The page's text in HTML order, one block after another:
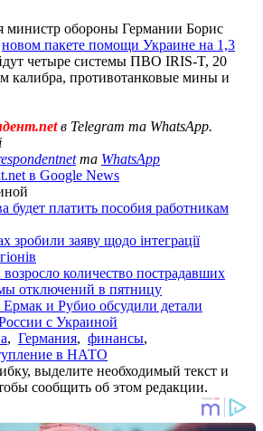
министр обороны Германии Борис
новом пакете помощи Украине на 1,3
четыре системы ПВО IRIS-T, 20
калибра, противотанковые мины и
в Telegram та WhatsApp.
та WhatsApp
в Google News
будет платить пособия работникам
зробили заяву щодо інтеграції
количество пострадавших
отключений в пятницу
Ермак и Рубио обсудили детали
с Украиной
, Германия, финансы,
в НАТО
выделите необходимый текст и
сообщить об этом редакции.